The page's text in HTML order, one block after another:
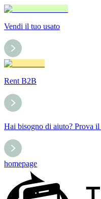
Vendi il tuo usato
Rent B2B
Hai bisogno di aiuto? Prova
homepage